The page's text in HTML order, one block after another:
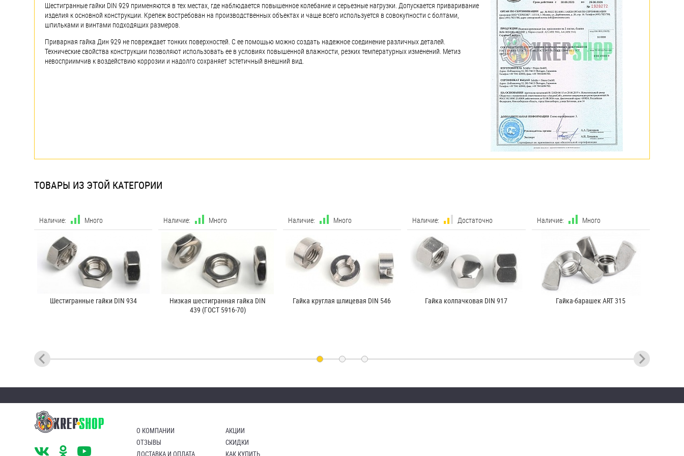
Шестигранные гайки DIN 929 применяются в тех местах, где наблюдается повышенное колебание и серьезные нагрузки. Допускается приваривание
изделия к основной конструкции. Крепеж востребован на производственных объектах и чаще всего используется в совокупности с болтами,
шпильками и винтами подходящих размеров.
Приварная гайка Дин 929 не повреждает тонких поверхностей. С ее помощью можно создать надежное соединение различных деталей.
Технические свойства конструкции позволяют использовать ее в условиях повышенной влажности, резких температурных изменений. Метиз
невосприимчив к воздействию коррозии и надолго сохраняет эстетичный внешний вид.
ТОВАРЫ ИЗ ЭТОЙ КАТЕГОРИИ
Наличие: Много
Шестигранные гайки DIN 934
Наличие: Много
Низкая шестигранная гайка DIN
439 (ГОСТ 5916-70)
Наличие: Много
Гайка круглая шлицевая DIN 546
Наличие: Достаточно
Гайка колпачковая DIN 917
Наличие: Много
Гайка-барашек ART 315
Гайка шестигранная колпачковая
Гайка колпачковая
Гайка корончатая DIN 935 (ГОСТ
склада от 1 дня
О КОМПАНИИ
ОТЗЫВЫ
ДОСТАВКА И ОПЛАТА
АКЦИИ
СКИДКИ
КАК КУПИТЬ